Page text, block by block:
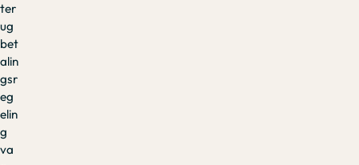
ter
ug
bet
alin
gsr
eg
elin
g
va